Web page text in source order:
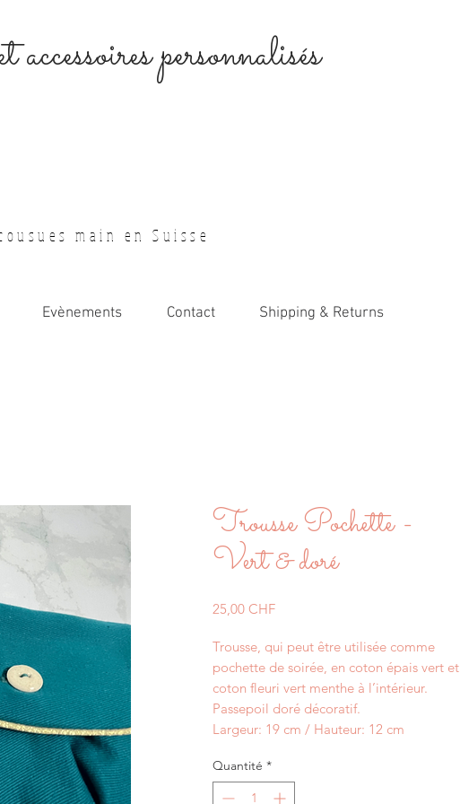
personnalisés
main en Suisse
Evènements Contact Shipping & Returns
Trousse Pochette -
Vert & doré
25,00 CHFPrix
Trousse, qui peut être utilisée comme
pochette de soirée, en coton épais vert et
coton fleuri vert menthe à l’intérieur.
Passepoil doré décoratif.
Largeur: 19 cm / Hauteur: 12 cm
Quantité *